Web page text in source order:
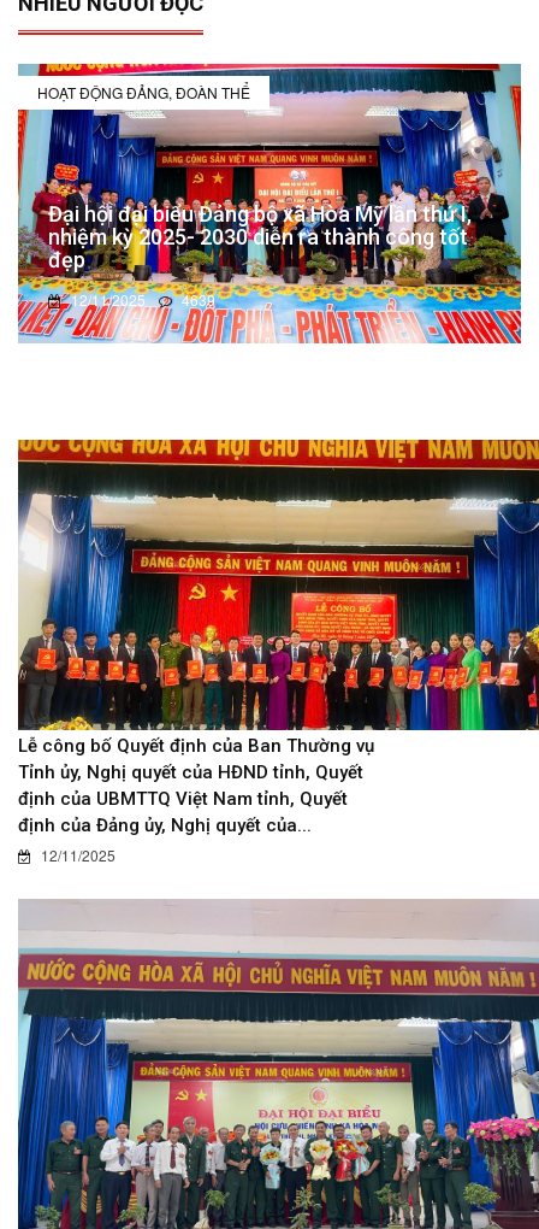
HOẠT ĐỘNG ĐẢNG, ĐOÀN THỂ
Đại hội đại biểu Đảng bộ xã Hòa Mỹ lần thứ I,
nhiệm kỳ 2025- 2030 diễn ra thành công tốt
đẹp
12/11/2025 4639
Lễ công bố Quyết định của Ban Thường vụ
Tỉnh ủy, Nghị quyết của HĐND tỉnh, Quyết
định của UBMTTQ Việt Nam tỉnh, Quyết
định của Đảng ủy, Nghị quyết của...
12/11/2025